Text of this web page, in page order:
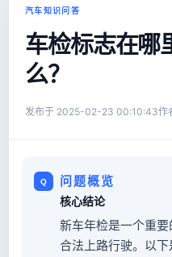
汽车知识问答
车检标志在哪
么？
发布于 2025-02-23 00:10:43作
问题概览
核心结论
新车年检是一个重
合法上路行驶。以